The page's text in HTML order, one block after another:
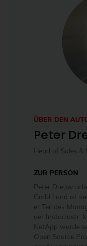
ÜBER DEN
Peter
Head of Sales &
ZUR PERSON
Peter Dreuw
GmbH und ist
er Teil des
der Instaclustr.
NetApp wurde
Open Source